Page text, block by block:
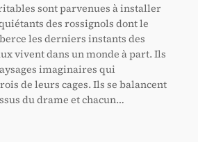
sont parvenues à installer
des rossignols dont le
les derniers instants des
vivent dans un monde à part. Ils
imaginaires qui
de leurs cages. Ils se balancent
du drame et chacun…